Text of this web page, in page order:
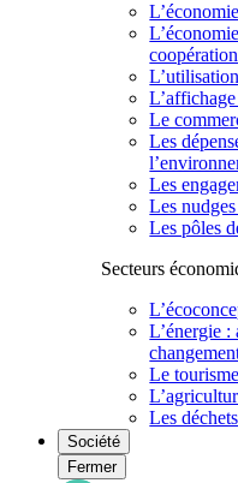
coopération
Le
Les
Les
Les
Les pôles
Secteurs
L’énergie
Le tourisme
Les déchets
Société
Fermer